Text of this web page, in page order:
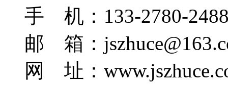
手 机：133-2780-
邮 箱：
网 址：